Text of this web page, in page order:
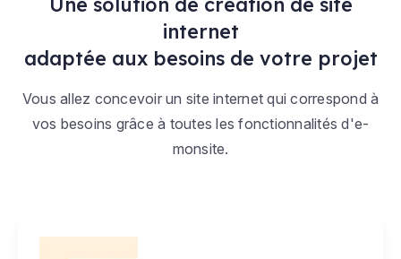
internet
adaptée aux besoins de votre projet
Vous allez concevoir un site internet qui correspond à
vos besoins grâce à toutes les fonctionnalités d'e-
monsite.